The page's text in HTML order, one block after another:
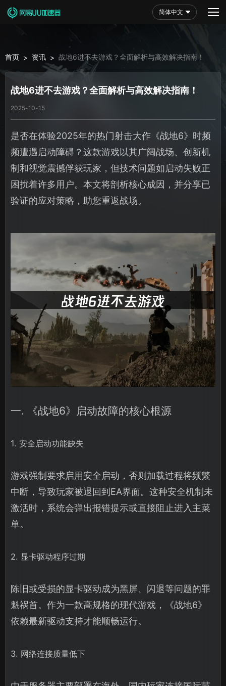
简体中文
首页 > 资讯 > 战地6进不去游戏？全面解析与高效解决指南！
战地6进不去游戏？全面解析与高效解决指南！
2025-10-15
是否在体验2025年的热门射击大作《战地6》时频
频遭遇启动障碍？这款游戏以其广阔战场、创新机
制和视觉震撼俘获玩家，但技术问题如启动失败正
困扰着许多用户。本文将剖析核心成因，并分享已
验证的应对策略，助您重返战场。
一. 《战地6》启动故障的核心根源
1. 安全启动功能缺失
游戏强制要求启用安全启动，否则加载过程将频繁
中断，导致玩家被退回到EA界面。这种安全机制未
激活时，系统会弹出报错提示或直接阻止进入主菜
单。
2. 显卡驱动程序过期
陈旧或受损的显卡驱动成为黑屏、闪退等问题的罪
魁祸首。作为一款高规格的现代游戏，《战地6》
依赖最新驱动支持才能顺畅运行。
3. 网络连接质量低下